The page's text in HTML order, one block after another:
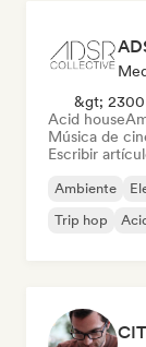
&gt; 2300
Acid house
Música de
Escribir
Ambiente
Trip hop